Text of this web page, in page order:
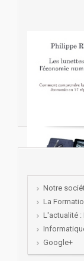
Notre
La
L'actualité
Google+